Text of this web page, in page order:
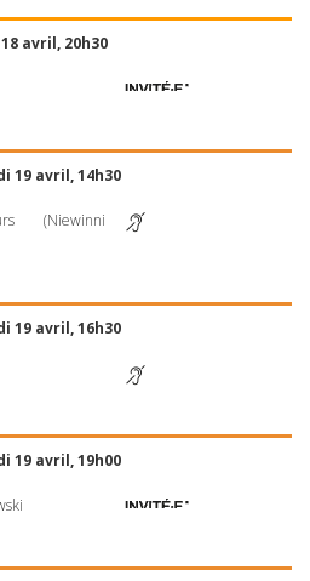
avril, 20h30
19 avril, 14h30
(Niewinni
19 avril, 16h30
19 avril, 19h00